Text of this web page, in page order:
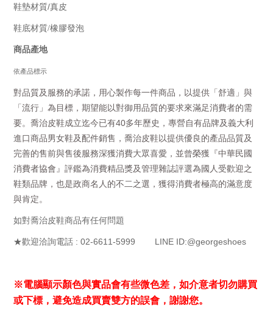
鞋墊材質/真皮
鞋底材質/橡膠發泡
商品產地
依產品標示
對品質及服務的承諾，用心製作每一件商品，以提供「舒適」與
「流行」為目標，期望能以對御用品質的要求來滿足消費者的需
要。 喬治皮鞋成立迄今已有40多年歷史，專營自有品牌及義大利
進口商品男女鞋及配件銷售，喬治皮鞋以提供優良的產品品質及
完善的售前與售後服務深獲消費大眾喜愛，並曾榮獲『中華民國
消費者協會』評鑑為消費精品獎及管理雜誌評選為國人受歡迎之
鞋類品牌，也是政商名人的不二之選，獲得消費者極高的滿意度
與肯定。
如對喬治皮鞋商品有任何問題
★歡迎洽詢電話 : 02-6611-5999 LINE ID:@georgeshoes
※電腦顯示顏色與實品會有些微色差，如介意者切勿購買
或下標，避免造成買賣雙方的誤會，謝謝您。